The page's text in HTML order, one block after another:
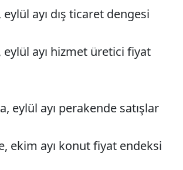
ayı dış ticaret dengesi
eylül ayı hizmet üretici fiyat
eylül ayı perakende satışlar
ekim ayı konut fiyat endeksi